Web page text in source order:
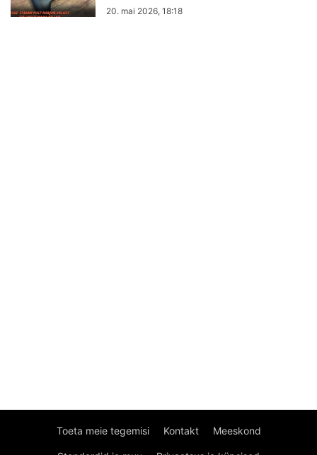
20. mai 2026, 18:18
Toeta meie tegemisi Kontakt Meeskond